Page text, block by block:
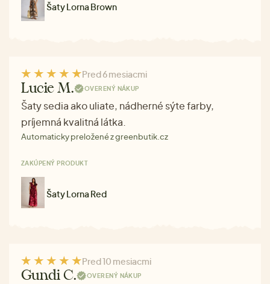
Šaty Lorna Brown
Pred 6 mesiacmi
Lucie M. OVERENÝ NÁKUP
Šaty sedia ako uliate, nádherné sýte farby,
príjemná kvalitná látka.
Automaticky preložené z greenbutik.cz
ZAKÚPENÝ PRODUKT
Šaty Lorna Red
Pred 10 mesiacmi
Gundi C. OVERENÝ NÁKUP